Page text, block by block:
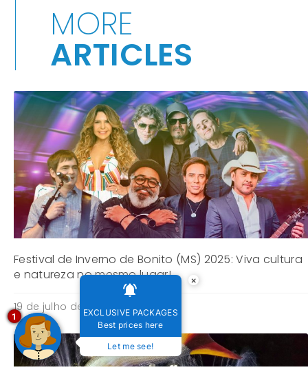
MORE
ARTICLES
Festival de Inverno de Bonito (MS) 2025: Viva cultura
e natureza no mesmo lugar!
19 de julho de 2025
×
EXCLUSIVE PACKAGES
Best prices here
Let me see!
1